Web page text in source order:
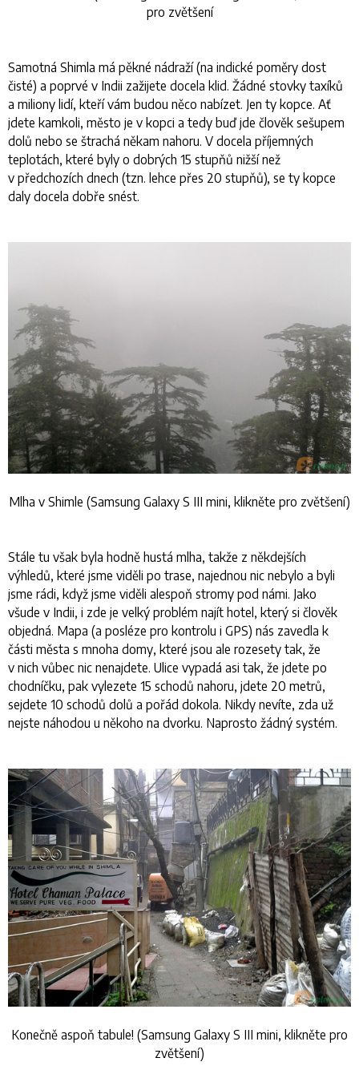
pro zvětšení
Samotná Shimla má pěkné nádraží (na indické poměry dost
čisté) a poprvé v Indii zažijete docela klid. Žádné stovky taxíků
a miliony lidí, kteří vám budou něco nabízet. Jen ty kopce. Ať
jdete kamkoli, město je v kopci a tedy buď jde člověk sešupem
dolů nebo se štrachá někam nahoru. V docela příjemných
teplotách, které byly o dobrých 15 stupňů nižší než
v předchozích dnech (tzn. lehce přes 20 stupňů), se ty kopce
daly docela dobře snést.
Mlha v Shimle (Samsung Galaxy S III mini, klikněte pro zvětšení)
Stále tu však byla hodně hustá mlha, takže z někdejších
výhledů, které jsme viděli po trase, najednou nic nebylo a byli
jsme rádi, když jsme viděli alespoň stromy pod námi. Jako
všude v Indii, i zde je velký problém najít hotel, který si člověk
objedná. Mapa (a posléze pro kontrolu i GPS) nás zavedla k
části města s mnoha domy, které jsou ale rozesety tak, že
v nich vůbec nic nenajdete. Ulice vypadá asi tak, že jdete po
chodníčku, pak vylezete 15 schodů nahoru, jdete 20 metrů,
sejdete 10 schodů dolů a pořád dokola. Nikdy nevíte, zda už
nejste náhodou u někoho na dvorku. Naprosto žádný systém.
Konečně aspoň tabule! (Samsung Galaxy S III mini, klikněte pro
zvětšení)